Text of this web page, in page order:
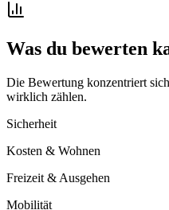
Was du bewerten
Die Bewertung konzentriert
wirklich zählen.
Sicherheit
Kosten & Wohnen
Freizeit & Ausgehen
Mobilität